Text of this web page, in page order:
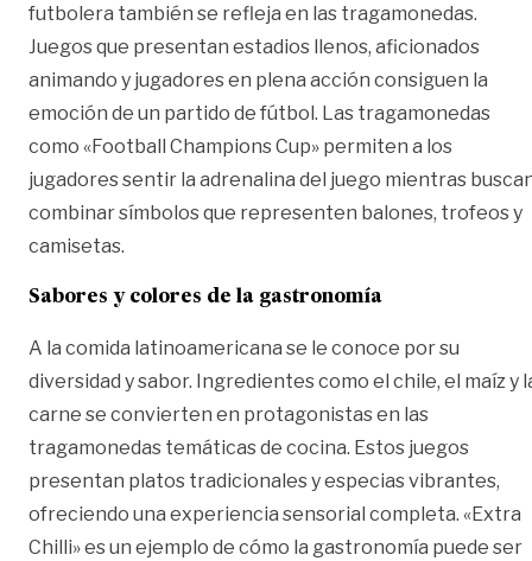
futbolera también se refleja en las tragamonedas.
Juegos que presentan estadios llenos, aficionados
animando y jugadores en plena acción consiguen la
emoción de un partido de fútbol. Las tragamonedas
como «Football Champions Cup» permiten a los
jugadores sentir la adrenalina del juego mientras
combinar símbolos que representen balones, trofeos y
camisetas.
Sabores y colores de la gastronomía
A la comida latinoamericana se le conoce por su
diversidad y sabor. Ingredientes como el chile, el maíz y
carne se convierten en protagonistas en las
tragamonedas temáticas de cocina. Estos juegos
presentan platos tradicionales y especias vibrantes,
ofreciendo una experiencia sensorial completa. «Extra
Chilli» es un ejemplo de cómo la gastronomía puede ser